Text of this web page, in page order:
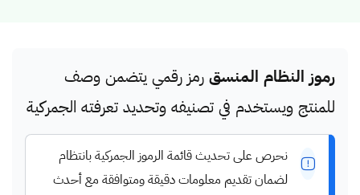
رموز النظام المنسق رمز رقمي يتضمن وصف
للمنتج ويستخدم في تصنيفه وتحديد تعرفته الجمركية
نحرص على تحديث قائمة الرموز الجمركية بانتظام
لضمان تقديم معلومات دقيقة ومتوافقة مع أحدث